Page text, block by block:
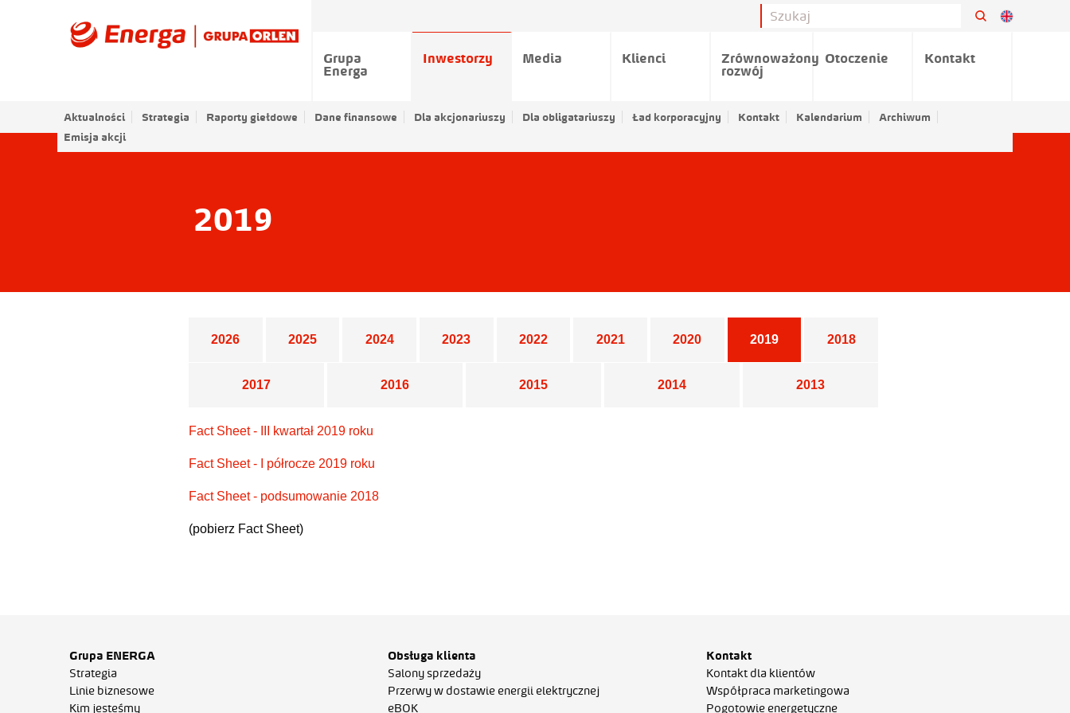
Grupa
Energa
Inwestorzy
Aktualności Strategia Raporty giełdowe Dane finansowe Dla akcjonariuszy Dla obligatariuszy Ład korporacyjny Kontakt Kalendarium
Archiwum
Emisja akcji
Media Klienci
Zrównoważony
rozwój
Otoczenie Kontakt
2019
2026 2025 2024 2023 2022 2021 2020 2019 2018
2017 2016 2015 2014 2013
Fact Sheet - III kwartał 2019 roku
Fact Sheet - I półrocze 2019 roku
Fact Sheet - podsumowanie 2018
(pobierz Fact Sheet)
Grupa ENERGA
Strategia
Linie biznesowe
Kim jesteśmy
Obsługa klienta
Salony sprzedaży
Przerwy w dostawie energii elektrycznej
eBOK
Kontakt
Kontakt dla klientów
Współpraca marketingowa
Pogotowie energetyczne